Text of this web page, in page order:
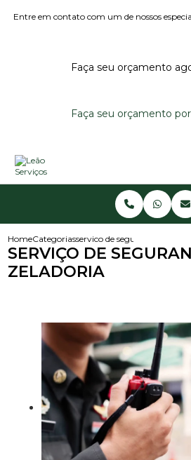
Entre em contato com um de nossos
Faça seu orçamento
Faça seu orçamento
HomeCategoriasservico de seguranca e
SERVIÇO DE
ZELADORIA